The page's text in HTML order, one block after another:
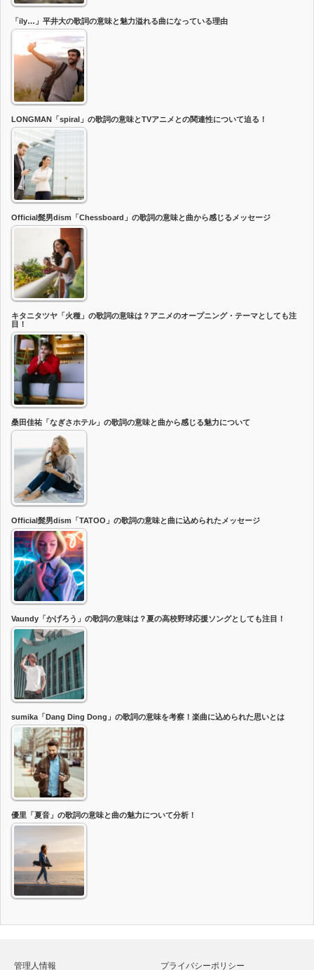
「ily…」平井大の歌詞の意味と魅力溢れる曲になっている理由
LONGMAN「spiral」の歌詞の意味とTVアニメとの関連性について迫る！
Official髭男dism「Chessboard」の歌詞の意味と曲から感じるメッセージ
キタニタツヤ「火種」の歌詞の意味は？アニメのオープニング・テーマとしても注
目！
桑田佳祐「なぎさホテル」の歌詞の意味と曲から感じる魅力について
Official髭男dism「TATOO」の歌詞の意味と曲に込められたメッセージ
Vaundy「かげろう」の歌詞の意味は？夏の高校野球応援ソングとしても注目！
sumika「Dang Ding Dong」の歌詞の意味を考察！楽曲に込められた思いとは
優里「夏音」の歌詞の意味と曲の魅力について分析！
管理人情報 プライバシーポリシー